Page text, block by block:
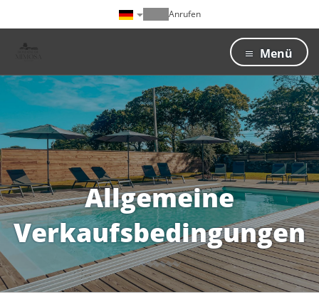
Anrufen
Menü
Allgemeine
Verkaufsbedingungen